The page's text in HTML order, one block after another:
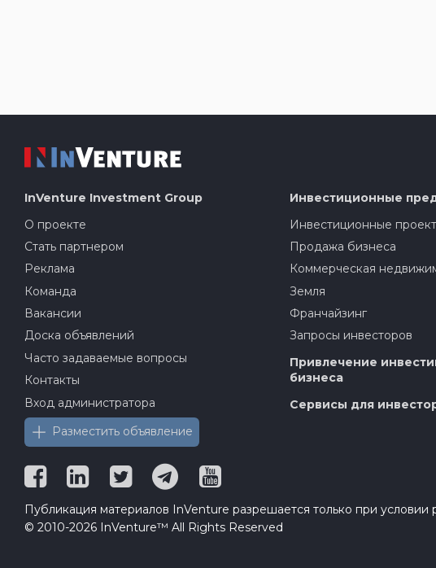
InVenture Investment Group
О проекте
Стать партнером
Реклама
Команда
Вакансии
Доска объявлений
Часто задаваемые вопросы
Контакты
Вход администратора
Разместить объявление
Инвестиционные
Инвестиционные
Продажа бизнеса
Коммерческая
Земля
Франчайзинг
Запросы инвесторов
Привлечение
бизнеса
Сервисы для
Публикация материалов InVenture разрешается только при
© 2010-2026 InVenture™ All Rights Reserved